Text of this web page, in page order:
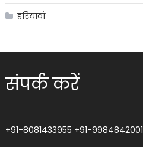
हरियावां
संपर्क करें
+91-8081433955 +91-9984842001